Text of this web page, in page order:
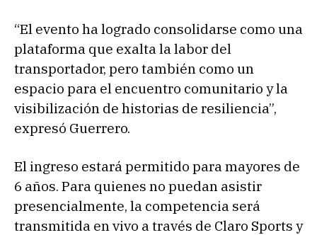
“El evento ha logrado consolidarse como una
plataforma que exalta la labor del
transportador, pero también como un
espacio para el encuentro comunitario y la
visibilización de historias de resiliencia”,
expresó Guerrero.
El ingreso estará permitido para mayores de
6 años. Para quienes no puedan asistir
presencialmente, la competencia será
transmitida en vivo a través de Claro Sports y